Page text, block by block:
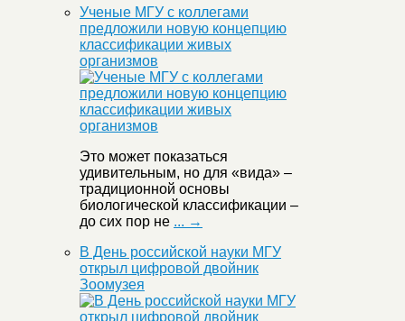
Ученые МГУ с коллегами
предложили новую концепцию
классификации живых
организмов
Это может показаться
удивительным, но для «вида» –
традиционной основы
биологической классификации –
до сих пор не ... →
В День российской науки МГУ
открыл цифровой двойник
Зоомузея